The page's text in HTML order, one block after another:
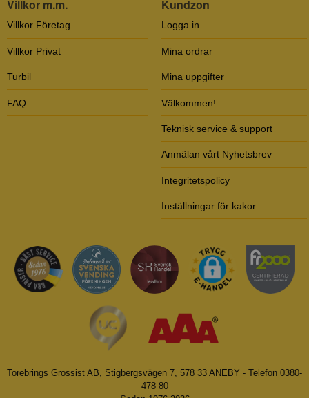
Villkor m.m.
Villkor Företag
Villkor Privat
Turbil
FAQ
Kundzon
Logga in
Mina ordrar
Mina uppgifter
Välkommen!
Teknisk service & support
Anmälan vårt Nyhetsbrev
Integritetspolicy
Inställningar för kakor
Torebrings Grossist AB, Stigbergsvägen 7, 578 33 ANEBY - Telefon 0380-
478 80